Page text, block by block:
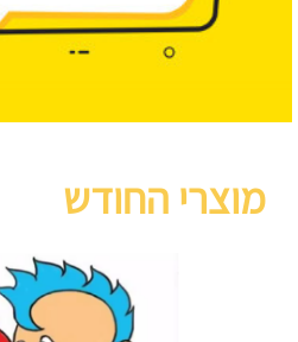
מוצרי החודש